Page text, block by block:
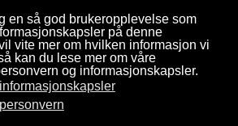
en så god brukeropplevelse som
på denne
vite mer om hvilken informasjon vi
kan du lese mer om våre
og informasjonskapsler.